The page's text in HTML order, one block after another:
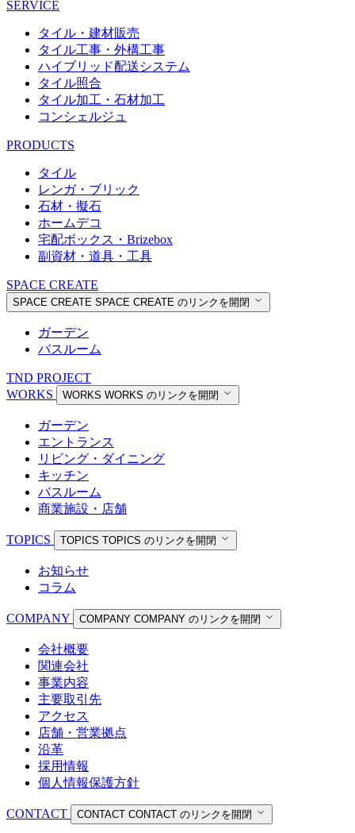
SERVICE
タイル・建材販売
タイル工事・外構工事
ハイブリッド配送システム
タイル照合
タイル加工・石材加工
コンシェルジュ
PRODUCTS
タイル
レンガ・ブリック
石材・擬石
ホームデコ
宅配ボックス・Brizebox
副資材・道具・工具
SPACE CREATE
SPACE CREATE SPACE CREATE のリンクを開閉
ガーデン
バスルーム
TND PROJECT
WORKS
WORKS WORKS のリンクを開閉
ガーデン
エントランス
リビング・ダイニング
キッチン
バスルーム
商業施設・店舗
TOPICS TOPICS TOPICS のリンクを開閉
お知らせ
コラム
COMPANY COMPANY COMPANY のリンクを開閉
会社概要
関連会社
事業内容
主要取引先
アクセス
店舗・営業拠点
沿革
採用情報
個人情報保護方針
CONTACT CONTACT CONTACT のリンクを開閉